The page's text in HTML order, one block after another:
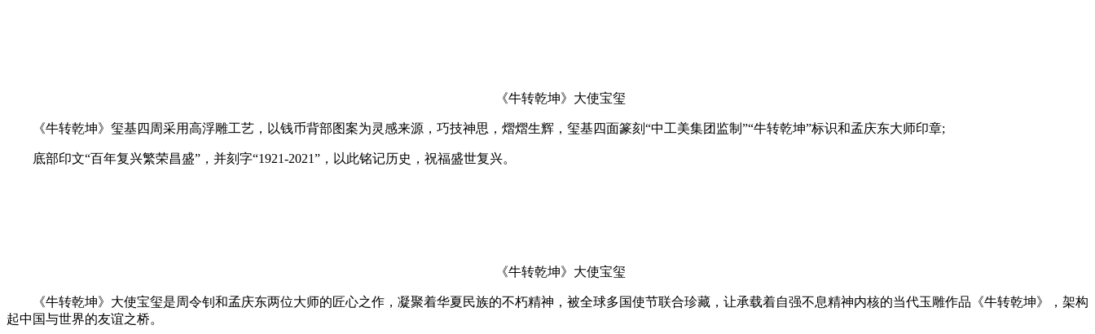
《牛转乾坤》大使宝玺
《牛转乾坤》玺基四周采用高浮雕工艺，以钱币背部图案为灵感来源，巧技神思，熠熠生辉，玺基四面篆刻“中工美集团监制”“牛转乾坤”标识和孟庆东大师印章;
底部印文“百年复兴繁荣昌盛”，并刻字“1921-2021”，以此铭记历史，祝福盛世复兴。
《牛转乾坤》大使宝玺
《牛转乾坤》大使宝玺是周令钊和孟庆东两位大师的匠心之作，凝聚着华夏民族的不朽精神，被全球多国使节联合珍藏，让承载着自强不息精神内核的当代玉雕作品《牛转乾坤》，架构
起中国与世界的友谊之桥。